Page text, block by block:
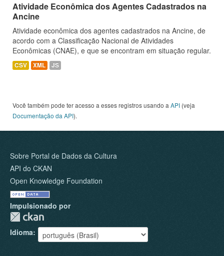
Atividade Econômica dos Agentes Cadastrados na
Ancine
Atividade econômica dos agentes cadastrados na Ancine, de
acordo com a Classificação Nacional de Atividades
Econômicas (CNAE), e que se encontram em situação regular.
CSV XML JS
Você também pode ter acesso a esses registros usando a API (veja
Documentação da API).
Sobre Portal de Dados da Cultura
API do CKAN
Open Knowledge Foundation
Impulsionado por
Idioma